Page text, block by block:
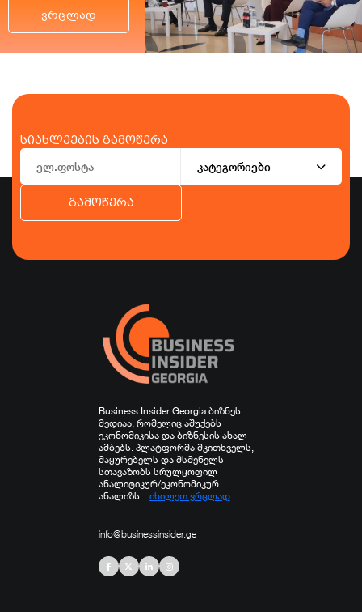
ვრცლად
სიახლეების გამოწერა
კატეგორიები
გამოწერა
Business Insider Georgia ბიზნეს
მედიაა, რომელიც აშუქებს
ეკონომიკისა და ბიზნესის ახალ
ამბებს. პლატფორმა მკითხველს,
მაყურებელს და მსმენელს
სთავაზობს სრულყოფილ
ანალიტიკურ/ეკონომიკურ
ანალიზს... იხილეთ ვრცლად
info@businessinsider.ge